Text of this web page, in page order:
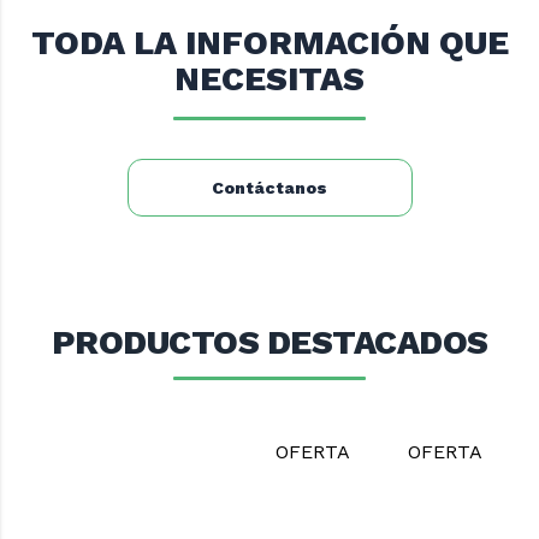
Peso neto (Kg): 112
Peso Bruto (Kg): 130
TODA LA INFORMACIÓN QUE
NECESITAS
Contáctanos
PRODUCTOS DESTACADOS
OFERTA OFERTA